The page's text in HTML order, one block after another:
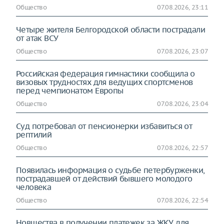
Общество 07.08.2026, 23:11
Четыре жителя Белгородской области пострадали
от атак ВСУ
Общество 07.08.2026, 23:07
Российская федерация гимнастики сообщила о
визовых трудностях для ведущих спортсменов
перед чемпионатом Европы
Общество 07.08.2026, 23:04
Суд потребовал от пенсионерки избавиться от
рептилий
Общество 07.08.2026, 22:57
Появилась информация о судьбе петербурженки,
пострадавшей от действий бывшего молодого
человека
Общество 07.08.2026, 22:54